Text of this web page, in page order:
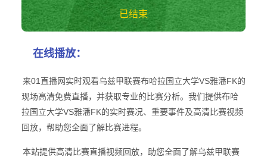
已结束
在线播放：
来01直播网实时观看乌兹甲联赛布哈拉国立大学VS雅潘FK的
现场高清免费直播，并获取专业的比赛分析。我们提供布哈
拉国立大学VS雅潘FK的实时赛况、重要事件及高清比赛视频
回放，帮助您全面了解比赛进程。
本站提供高清比赛直播视频回放，助您全面了解乌兹甲联赛